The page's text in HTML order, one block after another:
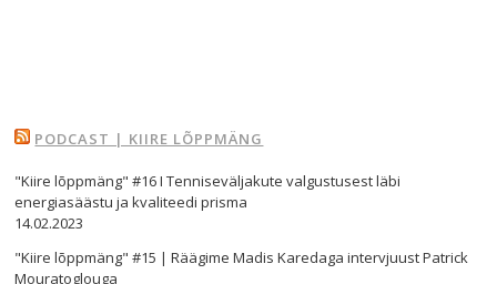
PODCAST | KIIRE LÕPPMÄNG
"Kiire lõppmäng" #16 I Tenniseväljakute valgustusest läbi
energiasäästu ja kvaliteedi prisma
14.02.2023
"Kiire lõppmäng" #15 | Räägime Madis Karedaga intervjuust Patrick
Mouratoglouga
Navigeerimine